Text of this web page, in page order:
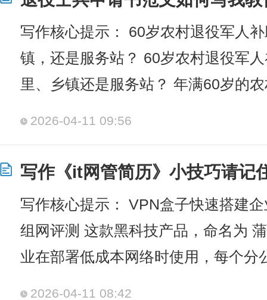
写作核心提示： 60岁农村退役军人
镇，还是服务站？ 60岁农村退役军
里、乡镇还是服务站？ 年满60岁的
2026-04-11 09:56
写作《it网管简历》小技巧请记
写作核心提示： VPN盒子快速搭建
组网评测 这款黑科技产品，命名为
业在部署低成本网络时使用，每个分
2026-04-11 08:42